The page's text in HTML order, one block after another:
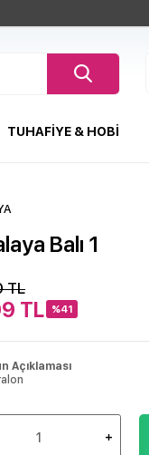
TUHAFIYE & HOBI
Balı 1
TL
TL %41
Açıklaması